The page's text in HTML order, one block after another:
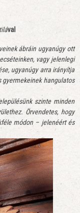
val
ábráin ugyanúgy ott
vagy jelenlegi
ugyanúgy arra irányítja
hangulatos
szinte minden
Örvendetes, hogy
módon – jelenéért és